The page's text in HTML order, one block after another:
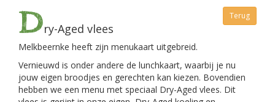
Terug
Dry-Aged vlees
Melkbeernke heeft zijn menukaart uitgebreid.
Vernieuwd is onder andere de lunchkaart, waarbij je nu
jouw eigen broodjes en gerechten kan kiezen. Bovendien
hebben we een menu met speciaal Dry-Aged vlees. Dit